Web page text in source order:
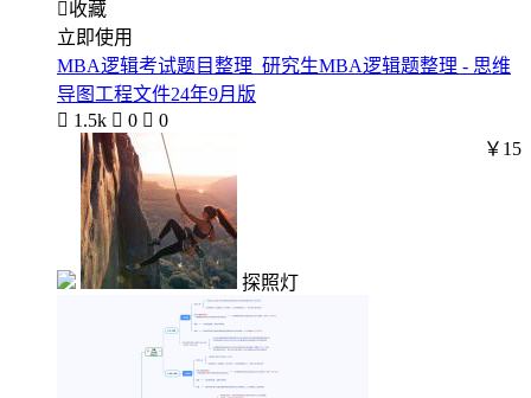
收藏
立即使用
MBA逻辑考试题目整理_研究生MBA逻辑题整理 - 思维
导图工程文件24年9月版
 1.5k  0  0
探照灯
￥15